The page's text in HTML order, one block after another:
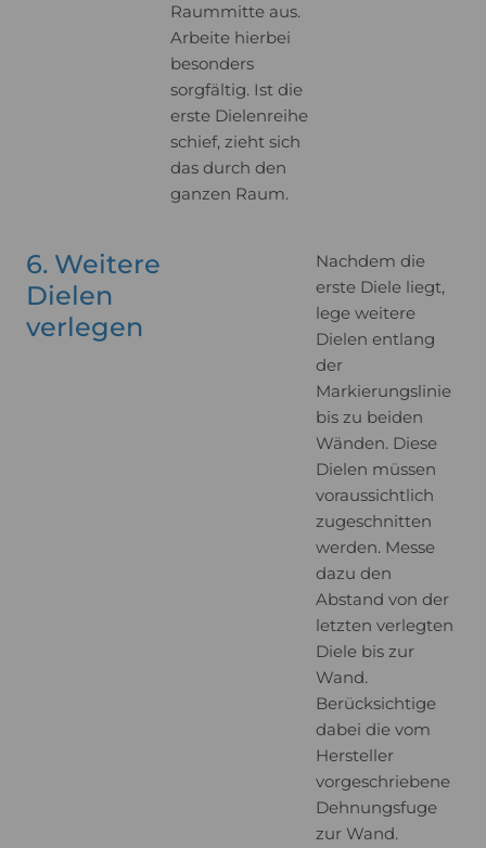
Raummitte aus.
Arbeite hierbei
besonders
sorgfältig. Ist die
erste Dielenreihe
schief, zieht sich
das durch den
ganzen Raum.
6. Weitere
Dielen
verlegen
Nachdem die
erste Diele liegt,
lege weitere
Dielen entlang
der
Markierungslinie
bis zu beiden
Wänden. Diese
Dielen müssen
voraussichtlich
zugeschnitten
werden. Messe
dazu den
Abstand von der
letzten verlegten
Diele bis zur
Wand.
Berücksichtige
dabei die vom
Hersteller
vorgeschriebene
Dehnungsfuge
zur Wand.